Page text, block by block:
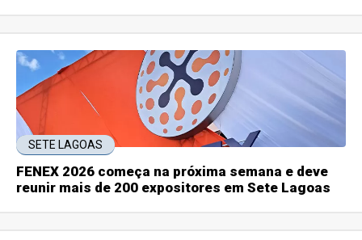
SETE LAGOAS
FENEX 2026 começa na próxima semana e deve
reunir mais de 200 expositores em Sete Lagoas